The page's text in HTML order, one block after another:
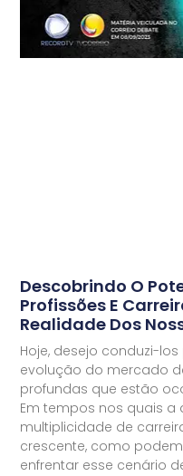
Descobrindo O
Profissões E
Realidade Dos
Hoje, desejo conduzi-
evolução do mercado
profundas que estão
Em tempos nos quais a
multiplicidade de
crescente, como
enfrentar esse cenário